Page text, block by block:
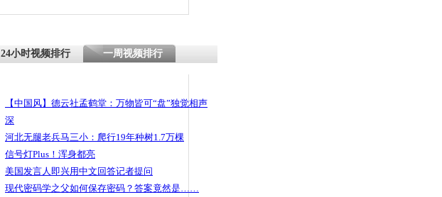
24小时视频排行 一周视频排行
【中国风】德云社孟鹤堂：万物皆可“盘”独觉相声
深
河北无腿老兵马三小：爬行19年种树1.7万棵
信号灯Plus！浑身都亮
美国发言人即兴用中文回答记者提问
现代密码学之父如何保存密码？答案竟然是……